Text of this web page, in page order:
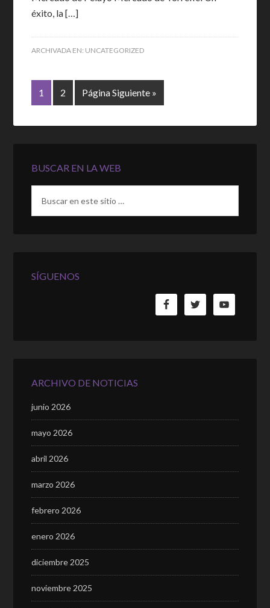
éxito, la […]
ARCHIVADA EN: UNCATEGORIZED
1 2 Página Siguiente »
BUSCAR EN LA WEB
SÍGUENOS
ARCHIVO DE NOTICIAS
junio 2026
mayo 2026
abril 2026
marzo 2026
febrero 2026
enero 2026
diciembre 2025
noviembre 2025